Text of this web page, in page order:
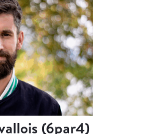
(6par4)